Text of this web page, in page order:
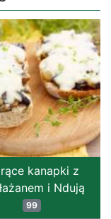
kanapki z
i Ndują
99